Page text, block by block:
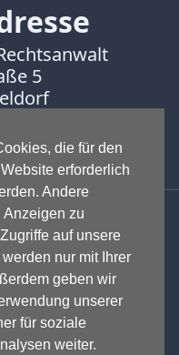
die für den
erforderlich
Andere
Anzeigen zu
auf unsere
nur mit Ihrer
geben wir
unserer
für soziale
weiter.
5
- Fachanwalt
-
Recht -
,
Recht und
,
&